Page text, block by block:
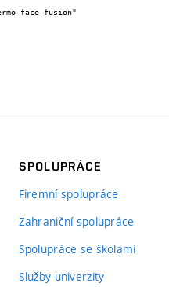
SPOLUPRÁCE
Firemní spolupráce
Zahraniční spolupráce
Spolupráce se školami
Služby univerzity